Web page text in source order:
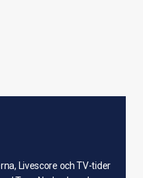
Livescore och TV-tider